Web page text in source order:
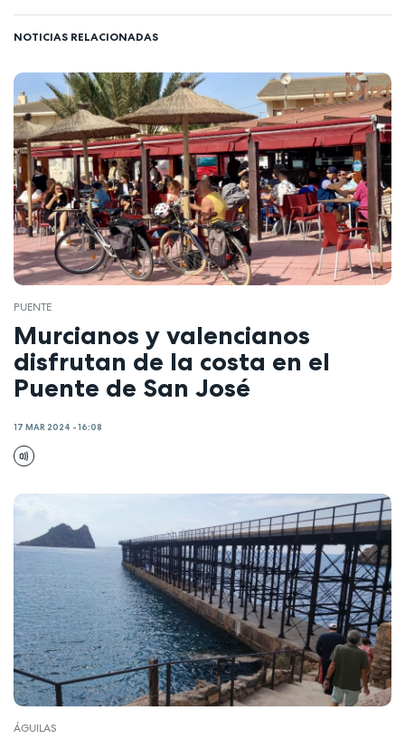
NOTICIAS RELACIONADAS
PUENTE
Murcianos y valencianos
disfrutan de la costa en el
Puente de San José
17 MAR 2024 - 16:08
ÁGUILAS